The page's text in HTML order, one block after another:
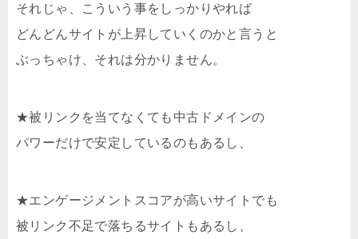
それじゃ、こういう事をしっかりやれば
どんどんサイトが上昇していくのかと言うと
ぶっちゃけ、それは分かりません。
★被リンクを当てなくても中古ドメインの
パワーだけで安定しているのもあるし、
★エンゲージメントスコアが高いサイトでも
被リンク不足で落ちるサイトもあるし、